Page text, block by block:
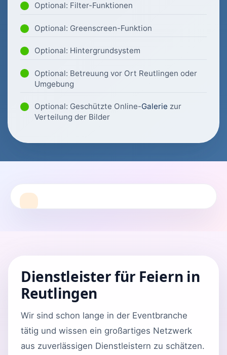
Optional: Filter-Funktionen
Optional: Greenscreen-Funktion
Optional: Hintergrundsystem
Optional: Betreuung vor Ort Reutlingen oder
Umgebung
Optional: Geschützte Online-Galerie zur
Verteilung der Bilder
Dienstleister für Feiern in
Reutlingen
Wir sind schon lange in der Eventbranche
tätig und wissen ein großartiges Netzwerk
aus zuverlässigen Dienstleistern zu schätzen.